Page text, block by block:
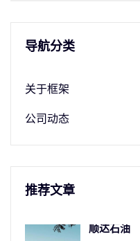
导航分类
关于框架
公司动态
推荐文章
顺达石油